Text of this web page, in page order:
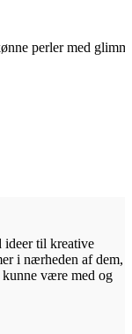
perler med
ideer til kreative
i nærheden af dem,
være med og